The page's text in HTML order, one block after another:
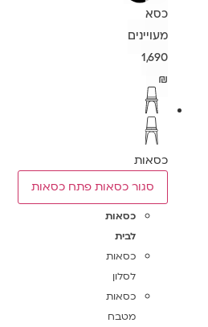
כסא
מעויינים
1,690
₪
כסאות
סגור כסאות פתח כסאות
כסאות
לבית
כסאות
לסלון
כסאות
מטבח